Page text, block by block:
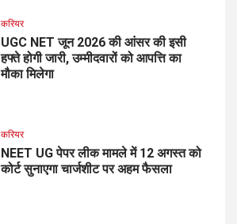
करियर
UGC NET जून 2026 की आंसर की इसी
हफ्ते होगी जारी, उम्मीदवारों को आपत्ति का
मौका मिलेगा
करियर
NEET UG पेपर लीक मामले में 12 अगस्त को
कोर्ट सुनाएगा चार्जशीट पर अहम फैसला